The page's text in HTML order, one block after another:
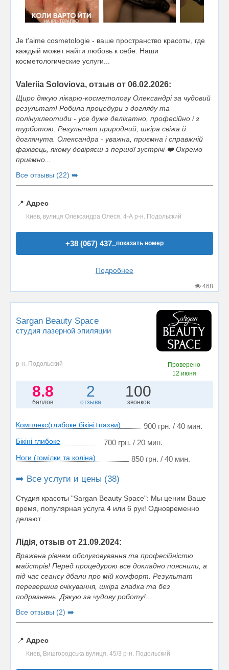
Je t'aime cosmetologie - ваше пространство красоты, где
каждый может найти любовь к себе. Наши
косметологические услуги...
Valeriia Soloviova, отзыв от 06.02.2026:
Щиро дякую лікарю-косметологу Олександрі за чудовий
результат! Робила процедури з догляду та
полінуклеотиди - усе дуже делікатно, професійно і з
турботою. Результат природний, шкіра свіжа й
доглянута. Олександра - уважна, приємна і справжній
фахівець, якому довіряєш з першої зустрічі ❤️ Окремо
приємно...
Все отзывы (22) ➡️
📍 Адрес
Киев, вулиця Олександра Олеся, 4-А р-н. Подольский
+38 (067) 437..показать номер
Подробнее
468
Sargan Beauty Space
студия лазерной эпиляции
р-н. Подольский
Проверено
12 июня
8.8
баллов
2
отзыва
100
звонков
Комплекс(глибоке бікіні+пахви) 900 грн. / 40 мин.
Бікіні глибоке 700 грн. / 20 мин.
Ноги (гомілки та коліна) 850 грн. / 40 мин.
➡️ Все услуги и цены (38)
Студия красоты "Sargan Beauty Space": Мы ценим Ваше
время, популярная услуга 4 или 6 рук! Одновременно
делают...
Лідія, отзыв от 21.09.2024:
Вражена рівнем обслуговування та професійністю
майстрів! Перед процедурою все докладно пояснили, а
під час сеансу дбали про мій комфорт. Результат
перевершив очікування, шкіра гладка та без
подразнень. Дякую за чудову роботу!...
Все отзывы (2) ➡️
📍 Адрес
Киев, Вишгородська вулиця, 45/3 р-н. Подольский